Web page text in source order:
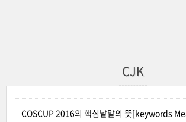
CJK
COSCUP 2016의 핵심낱말의 뜻[keywords